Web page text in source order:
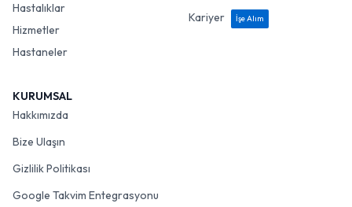
Hastalıklar
Hizmetler
Hastaneler
Kariyer
İşe Alım
KURUMSAL
Hakkımızda
Bize Ulaşın
Gizlilik Politikası
Google Takvim Entegrasyonu